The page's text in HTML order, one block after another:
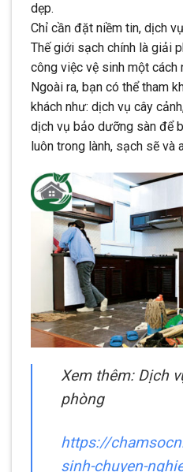
dẹp.
Chỉ cần đặt niềm tin, dịch
Thế giới sạch chính là giải
công việc vệ sinh một cách
Ngoài ra, bạn có thể tham
khách như: dịch vụ cây
dịch vụ bảo dưỡng sàn để
luôn trong lành, sạch sẽ và
Xem thêm: Dịch
phòng
https://
sinh-chuyen-